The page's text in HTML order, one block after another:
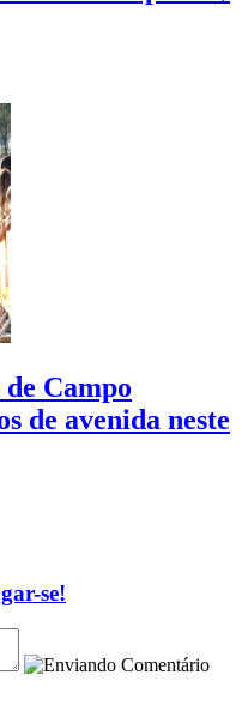
Campo
de avenida neste
se!